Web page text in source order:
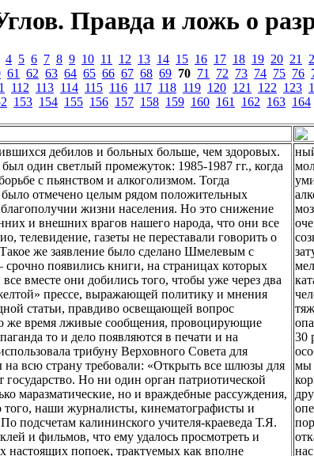
Правда и ложь о
4 5 6 7 8 9 10 11 12 13 14 15 16 17 18 19 20 21
61 62 63 64 65 66 67 68 69 70 71 72 73 74 75 76
112 113 114 115 116 117 118 119 120 121 122 123
153 154 155 156 157 158 159 160 161 162 163 164
дебилов и больных больше, чем здоровых.
один светлый промежуток: 1985-1987 гг., когда
с пьянством и алкоголизмом. Тогда
было отмечено целым рядом положительных
жизни населения. Но это снижение
и внешних врагов нашего народа, что они все
телевидение, газеты не переставали говорить о
Такое же заявление было сделано Шмелевым с
появились книги, на страницах которых
вместе они добились того, чтобы уже через два
прессе, выражающей политику и мнения
статьи, правдиво освещающей вопрос
же время лживые сообщения, провоцирующие
то и дело появляются в печати и на
трибуну Верховного Совета для
всю страну требовали: «Открыть все шлюзы для
государство. Но ни один орган патриотической
маразматические, но и враждебные рассуждения,
наши журналисты, кинематографисты и
подсчетам калининского учителя-краеведа Т.Я.
и фильмов, что ему удалось просмотреть и
настоящих попоек, трактуемых как вполне
30
мы